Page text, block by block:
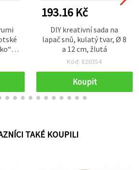
–
jako
a
193.16 Kč
DIY kreativní sada na
lapač snů, kulatý tvar, Ø 8
a 12 cm, žlutá
Kód: 820354
Koupit
TAKÉ KOUPILI